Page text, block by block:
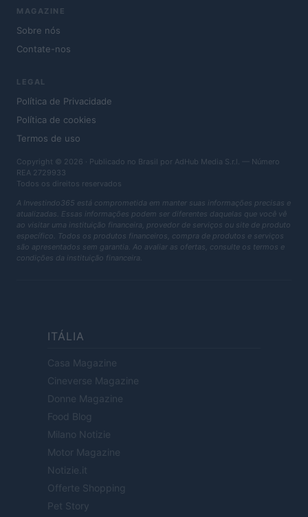
MAGAZINE
Sobre nós
Contate-nos
LEGAL
Política de Privacidade
Política de cookies
Termos de uso
Copyright © 2026 · Publicado no Brasil por AdHub Media S.r.l. — Número
REA 2729933
Todos os direitos reservados
A Investindo365 está comprometida em manter suas informações precisas e
atualizadas. Essas informações podem ser diferentes daquelas que você vê
ao visitar uma instituição financeira, provedor de serviços ou site de produto
específico. Todos os produtos financeiros, compra de produtos e serviços
são apresentados sem garantia. Ao avaliar as ofertas, consulte os termos e
condições da instituição financeira.
ITÁLIA
Casa Magazine
Cineverse Magazine
Donne Magazine
Food Blog
Milano Notizie
Motor Magazine
Notizie.it
Offerte Shopping
Pet Story